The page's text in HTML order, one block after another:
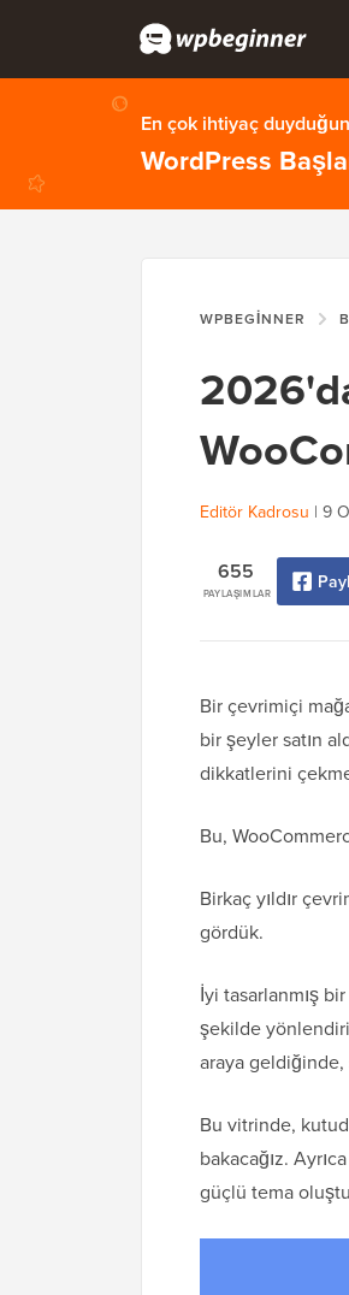
En çok ihtiyaç
WordPress
WPBEGINNER
Editör Kadrosu | 9
PAYLAŞIMLAR
655
Bir çevrimiçi
bir şeyler satın
dikkatlerini
Bu,
Birkaç yıldır
gördük.
İyi tasarlanmış
şekilde
araya geldiğinde,
Bu vitrinde,
bakacağız.
güçlü tema